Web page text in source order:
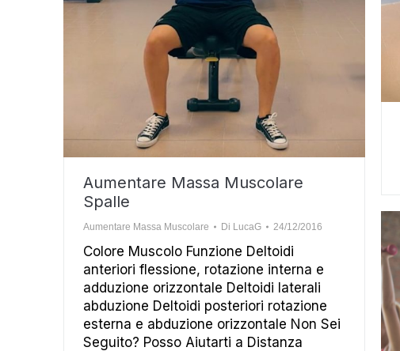
Aumentare Massa Muscolare
Spalle
Aumentare Massa Muscolare Di LucaG 24/12/2016
Colore Muscolo Funzione Deltoidi
anteriori flessione, rotazione interna e
adduzione orizzontale Deltoidi laterali
abduzione Deltoidi posteriori rotazione
esterna e abduzione orizzontale Non Sei
Seguito? Posso Aiutarti a Distanza